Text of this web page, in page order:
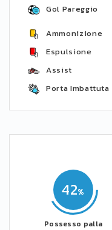
Gol Pareggio
Ammonizione
Espulsione
Assist
Porta Imbattuta
42
Possesso palla